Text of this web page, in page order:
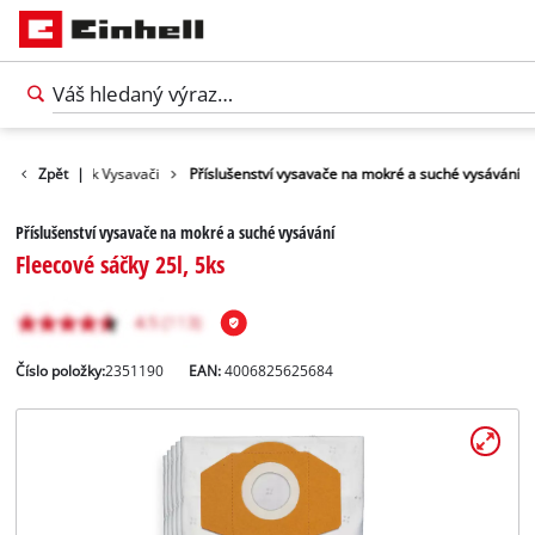
Zpět |
Příslušenství k Vysavači Příslušenství vysavače na mokré a suché vysávání
Příslušenství vysavače na mokré a suché vysávání
Fleecové sáčky 25l, 5ks
Číslo položky:2351190 EAN:4006825625684